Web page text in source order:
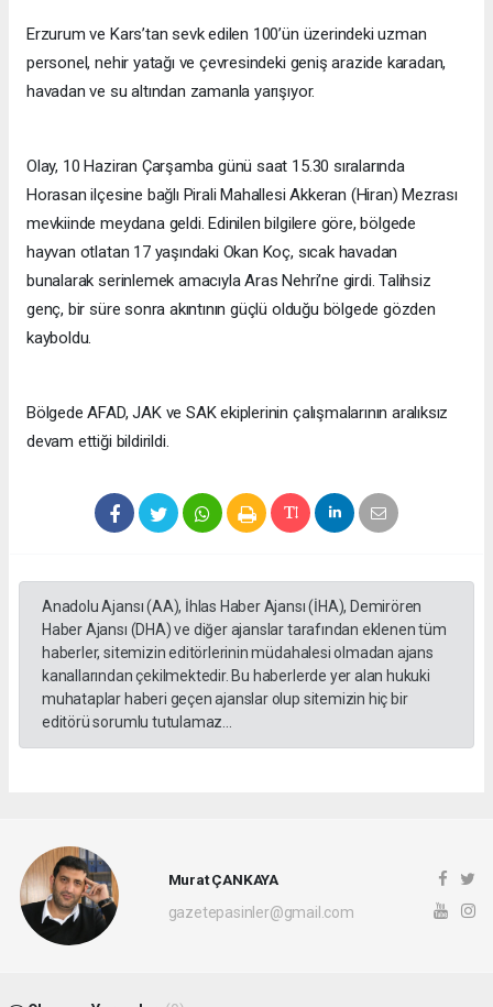
Erzurum ve Kars’tan sevk edilen 100’ün üzerindeki uzman
personel, nehir yatağı ve çevresindeki geniş arazide karadan,
havadan ve su altından zamanla yarışıyor.
Olay, 10 Haziran Çarşamba günü saat 15.30 sıralarında
Horasan ilçesine bağlı Pirali Mahallesi Akkeran (Hiran) Mezrası
mevkiinde meydana geldi. Edinilen bilgilere göre, bölgede
hayvan otlatan 17 yaşındaki Okan Koç, sıcak havadan
bunalarak serinlemek amacıyla Aras Nehri’ne girdi. Talihsiz
genç, bir süre sonra akıntının güçlü olduğu bölgede gözden
kayboldu.
Bölgede AFAD, JAK ve SAK ekiplerinin çalışmalarının aralıksız
devam ettiği bildirildi.
Anadolu Ajansı (AA), İhlas Haber Ajansı (İHA), Demirören
Haber Ajansı (DHA) ve diğer ajanslar tarafından eklenen tüm
haberler, sitemizin editörlerinin müdahalesi olmadan ajans
kanallarından çekilmektedir. Bu haberlerde yer alan hukuki
muhataplar haberi geçen ajanslar olup sitemizin hiç bir
editörü sorumlu tutulamaz...
Murat ÇANKAYA
gazetepasinler@gmail.com